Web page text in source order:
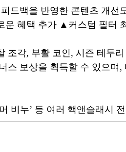
드백을 반영한 콘텐츠 개
혜택 추가 ▲커스텀 필터
조각, 부활 코인, 시즌 테두
스 보상을 획득할 수 있으
비누’ 등 여러 핵앤슬래시